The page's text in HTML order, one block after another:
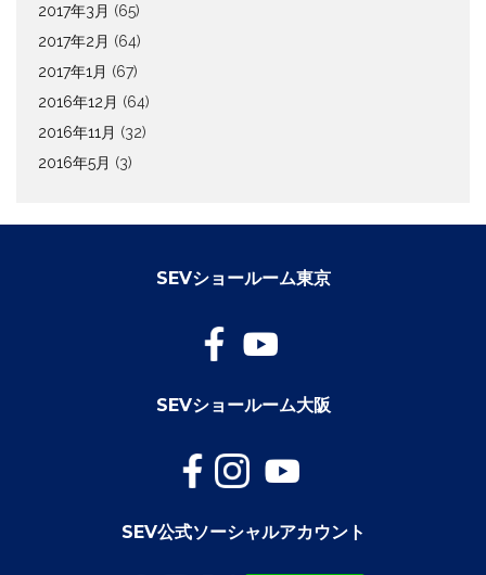
2017年3月 (65)
2017年2月 (64)
2017年1月 (67)
2016年12月 (64)
2016年11月 (32)
2016年5月 (3)
SEVショールーム東京
SEVショールーム大阪
SEV公式ソーシャルアカウント